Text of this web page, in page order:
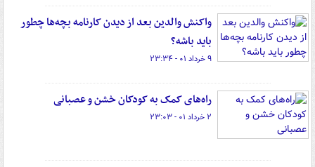
واکنش والدین بعد از دیدن کارنامه بچه‌ها چطور
باید باشه؟
۹ خرداد ۰۱ - ۲۳:۳۴
راه‌های کمک به کودکان خشن و عصبانی
۲ خرداد ۰۱ - ۲۳:۰۳